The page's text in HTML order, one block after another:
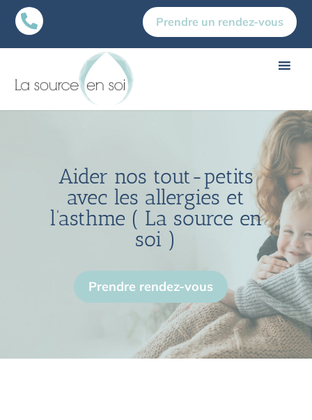
 Prendre un rendez-vous
Aider nos tout-petits
avec les allergies et
l’asthme ( La source en
soi )
Prendre rendez-vous